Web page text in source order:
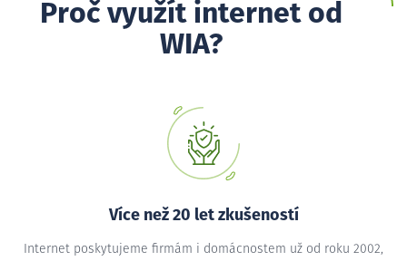
Proč využít internet od
WIA?
Více než 20 let zkušeností
Internet poskytujeme firmám i domácnostem už od roku 2002,